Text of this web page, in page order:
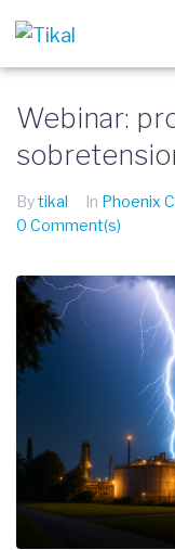
Webinar:
Bytikal In Phoenix
0 Comment(s)